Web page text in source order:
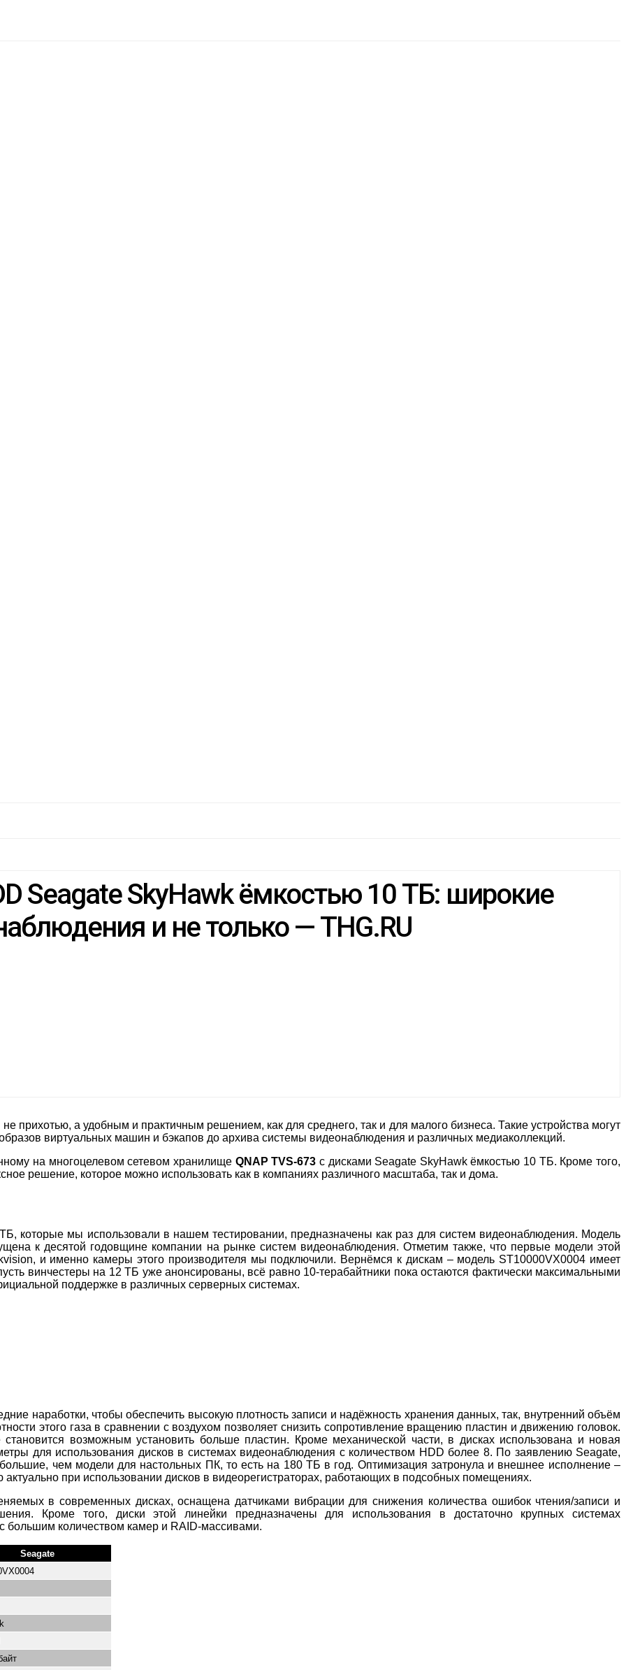
Seagate SkyHawk ёмкостью 10 ТБ: широкие
и не только — THG.RU
прихотью, а удобным и практичным решением, как для среднего, так и для малого бизнеса. Такие устройства могут
виртуальных машин и бэкапов до архива системы видеонаблюдения и различных медиаколлекций.
на многоцелевом сетевом хранилище QNAP TVS-673 с дисками Seagate SkyHawk ёмкостью 10 ТБ. Кроме того,
решение, которое можно использовать как в компаниях различного масштаба, так и дома.
которые мы использовали в нашем тестировании, предназначены как раз для систем видеонаблюдения. Модель
к десятой годовщине компании на рынке систем видеонаблюдения. Отметим также, что первые модели этой
и именно камеры этого производителя мы подключили. Вернёмся к дискам – модель ST10000VX0004 имеет
винчестеры на 12 ТБ уже анонсированы, всё равно 10-терабайтники пока остаются фактически максимальными
поддержке в различных серверных системах.
наработки, чтобы обеспечить высокую плотность записи и надёжность хранения данных, так, внутренний объём
этого газа в сравнении с воздухом позволяет снизить сопротивление вращению пластин и движению головок.
возможным установить больше пластин. Кроме механической части, в дисках использована и новая
для использования дисков в системах видеонаблюдения с количеством HDD более 8. По заявлению Seagate,
чем модели для настольных ПК, то есть на 180 ТБ в год. Оптимизация затронула и внешнее исполнение –
актуально при использовании дисков в видеорегистраторах, работающих в подсобных помещениях.
в современных дисках, оснащена датчиками вибрации для снижения количества ошибок чтения/записи и
Кроме того, диски этой линейки предназначены для использования в достаточно крупных системах
большим количеством камер и RAID-массивами.
Seagate